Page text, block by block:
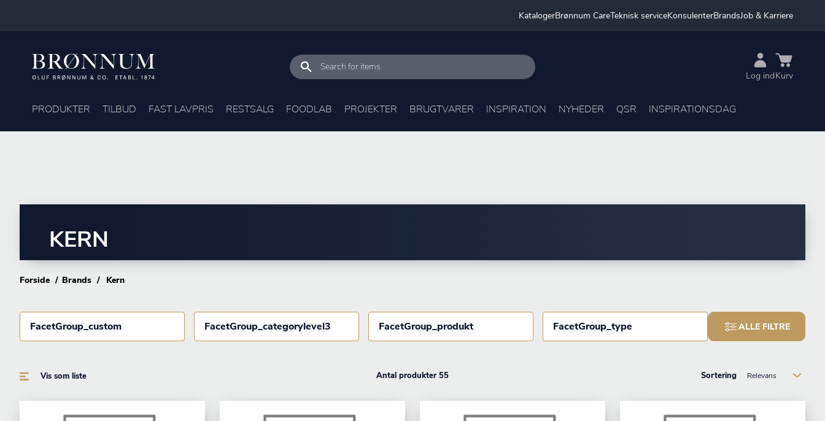
KatalogerBrønnum CareTeknisk serviceKonsulenterBrandsJob & Karriere
Log indKurv
PRODUKTER TILBUD FAST LAVPRIS RESTSALG FOODLAB PROJEKTER BRUGTVARER INSPIRATION NYHEDER QSR INSPIRATIONSDAG
KERN
Forside Brands Kern
FacetGroup_custom FacetGroup_categorylevel3 FacetGroup_produkt FacetGroup_type ALLE FILTRE
Vis som liste Antal produkter 55 Sortering